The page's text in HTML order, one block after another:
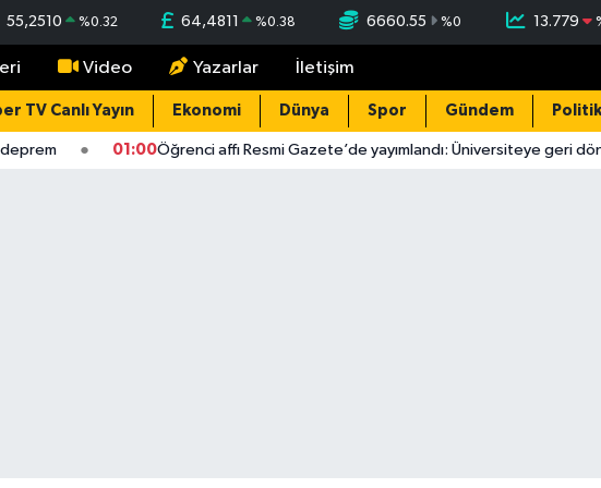
55,2510 %0.32 64,4811 %0.38 6660.55 %0 13.779
Video Yazarlar İletişim
TV Canlı Yayın Ekonomi Dünya Spor Gündem
01:00Öğrenci affı Resmi Gazete’de yayımlandı: Üniversiteye geri dönüş